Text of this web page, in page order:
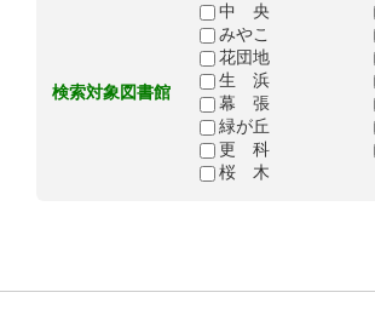
検索対象図書館
中 央
みやこ
花団地
生 浜
幕 張
緑が丘
更 科
桜 木